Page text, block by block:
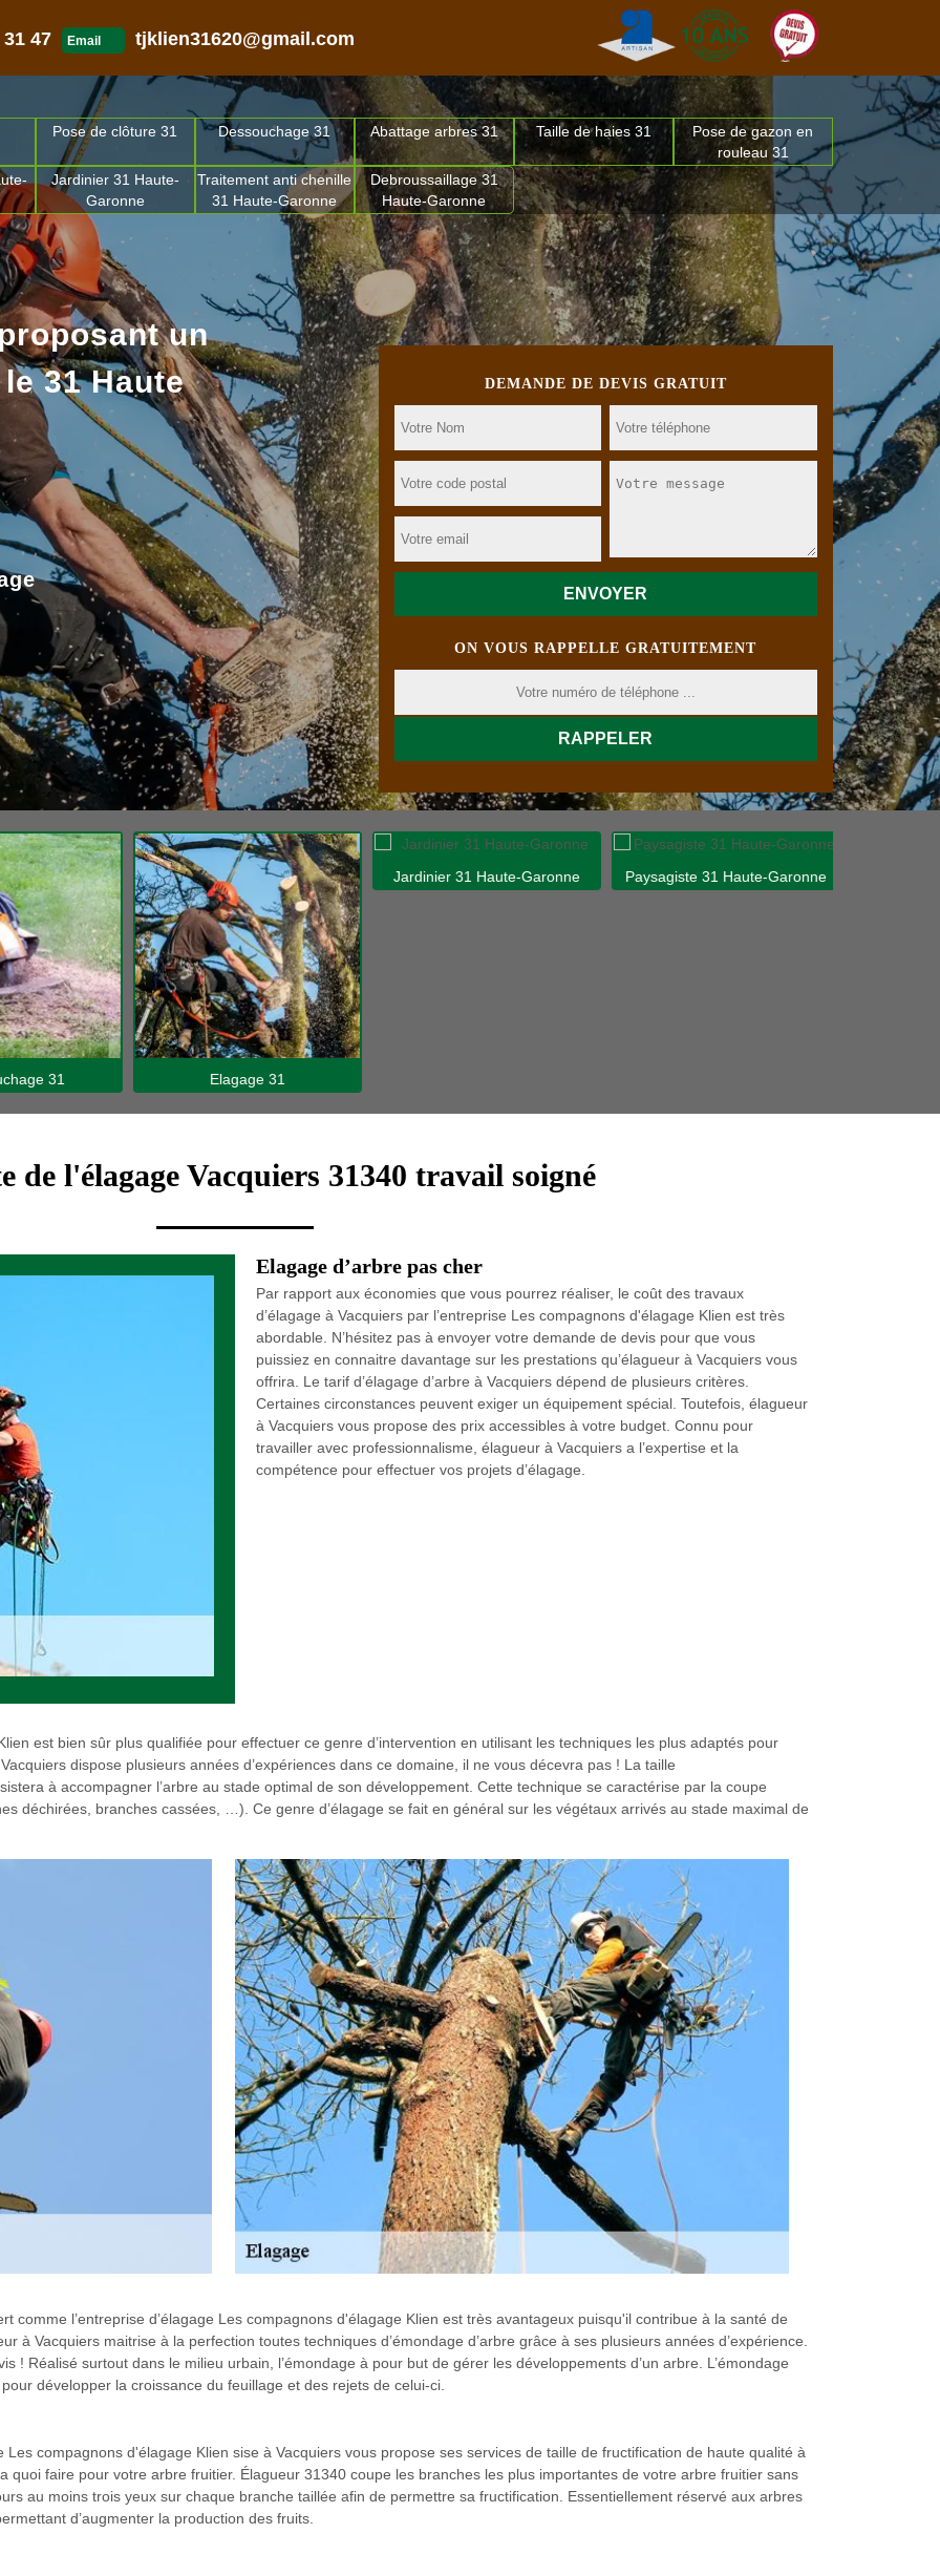
47 Email tjklien31620@gmail.com
Pose de clôture 31 Dessouchage 31 Abattage arbres 31 Taille de haies 31
Pose de gazon en
rouleau 31
Jardinier 31 Haute-
Garonne
Traitement anti chenille
31 Haute-Garonne
Debroussaillage 31
Haute-Garonne
DEMANDE DE DEVIS GRATUIT
ON VOUS RAPPELLE GRATUITEMENT
un
31 Haute
31 Elagage 31
Jardinier 31 Haute-Garonne Paysagiste 31 Haute-Garonne
de l'élagage Vacquiers 31340 travail soigné
Elagage d’arbre pas cher
Par rapport aux économies que vous pourrez réaliser, le coût des travaux
d’élagage à Vacquiers par l’entreprise Les compagnons d'élagage Klien est très
abordable. N’hésitez pas à envoyer votre demande de devis pour que vous
puissiez en connaitre davantage sur les prestations qu’élagueur à Vacquiers vous
offrira. Le tarif d’élagage d’arbre à Vacquiers dépend de plusieurs critères.
Certaines circonstances peuvent exiger un équipement spécial. Toutefois, élagueur
à Vacquiers vous propose des prix accessibles à votre budget. Connu pour
travailler avec professionnalisme, élagueur à Vacquiers a l’expertise et la
compétence pour effectuer vos projets d’élagage.
est bien sûr plus qualifiée pour effectuer ce genre d’intervention en utilisant les techniques les plus adaptés pour
dispose plusieurs années d’expériences dans ce domaine, il ne vous décevra pas ! La taille
à accompagner l’arbre au stade optimal de son développement. Cette technique se caractérise par la coupe
déchirées, branches cassées, …). Ce genre d’élagage se fait en général sur les végétaux arrivés au stade maximal de
comme l’entreprise d’élagage Les compagnons d'élagage Klien est très avantageux puisqu'il contribue à la santé de
à Vacquiers maitrise à la perfection toutes techniques d’émondage d’arbre grâce à ses plusieurs années d’expérience.
! Réalisé surtout dans le milieu urbain, l’émondage à pour but de gérer les développements d’un arbre. L’émondage
développer la croissance du feuillage et des rejets de celui-ci.
Les compagnons d'élagage Klien sise à Vacquiers vous propose ses services de taille de fructification de haute qualité à
quoi faire pour votre arbre fruitier. Élagueur 31340 coupe les branches les plus importantes de votre arbre fruitier sans
au moins trois yeux sur chaque branche taillée afin de permettre sa fructification. Essentiellement réservé aux arbres
d’augmenter la production des fruits.